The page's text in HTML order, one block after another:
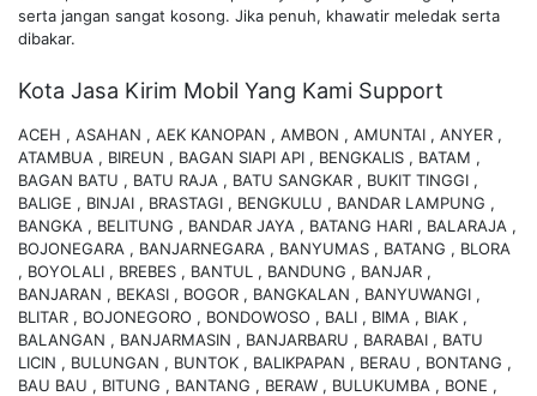
serta jangan sangat kosong. Jika penuh, khawatir meledak serta
dibakar.
Kota Jasa Kirim Mobil Yang Kami Support
ACEH , ASAHAN , AEK KANOPAN , AMBON , AMUNTAI , ANYER ,
ATAMBUA , BIREUN , BAGAN SIAPI API , BENGKALIS , BATAM ,
BAGAN BATU , BATU RAJA , BATU SANGKAR , BUKIT TINGGI ,
BALIGE , BINJAI , BRASTAGI , BENGKULU , BANDAR LAMPUNG ,
BANGKA , BELITUNG , BANDAR JAYA , BATANG HARI , BALARAJA ,
BOJONEGARA , BANJARNEGARA , BANYUMAS , BATANG , BLORA
, BOYOLALI , BREBES , BANTUL , BANDUNG , BANJAR ,
BANJARAN , BEKASI , BOGOR , BANGKALAN , BANYUWANGI ,
BLITAR , BOJONEGORO , BONDOWOSO , BALI , BIMA , BIAK ,
BALANGAN , BANJARMASIN , BANJARBARU , BARABAI , BATU
LICIN , BULUNGAN , BUNTOK , BALIKPAPAN , BERAU , BONTANG ,
BAU BAU , BITUNG , BANTANG , BERAW , BULUKUMBA , BONE ,